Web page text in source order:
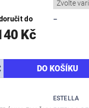
do –
Kč
ESTELLA